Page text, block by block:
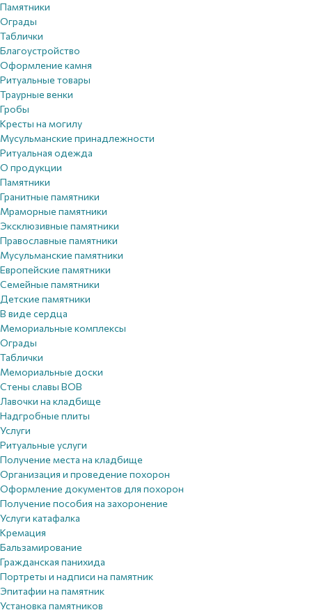
Памятники
Ограды
Таблички
Благоустройствo
Оформление камня
Ритуальные товары
Траурные венки
Гробы
Кресты на могилу
Мусульманские принадлежности
Ритуальная одежда
О продукции
Памятники
Гранитные памятники
Мраморные памятники
Эксклюзивные памятники
Православные памятники
Мусульманские памятники
Европейские памятники
Семейные памятники
Детские памятники
В виде сердца
Мемориальные комплексы
Ограды
Таблички
Мемориальные доски
Стены славы ВОВ
Лавочки на кладбище
Надгробные плиты
Услуги
Ритуальные услуги
Получение места на кладбище
Организация и проведение похорон
Оформление документов для похорон
Получение пособия на захоронение
Услуги катафалка
Кремация
Бальзамирование
Гражданская панихида
Портреты и надписи на памятник
Эпитафии на памятник
Установка памятников